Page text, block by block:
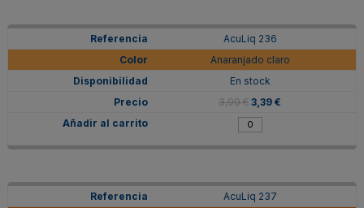
AcuLiq 236
Anaranjado claro
En stock
3,99 € 3,39 €
AcuLiq 237